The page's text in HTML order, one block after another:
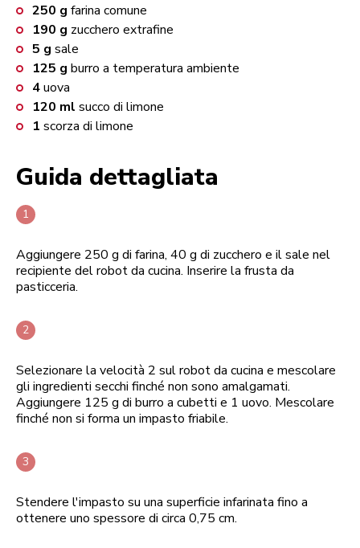
250 g farina comune
190 g zucchero extrafine
5 g sale
125 g burro a temperatura ambiente
4uova
120 ml succo di limone
1 scorza di limone
Guida dettagliata
Aggiungere 250 g di farina, 40 g di zucchero e il sale nel
recipiente del robot da cucina. Inserire la frusta da
pasticceria.
Selezionare la velocità 2 sul robot da cucina e mescolare
gli ingredienti secchi finché non sono amalgamati.
Aggiungere 125 g di burro a cubetti e 1 uovo. Mescolare
finché non si forma un impasto friabile.
Stendere l'impasto su una superficie infarinata fino a
ottenere uno spessore di circa 0,75 cm.